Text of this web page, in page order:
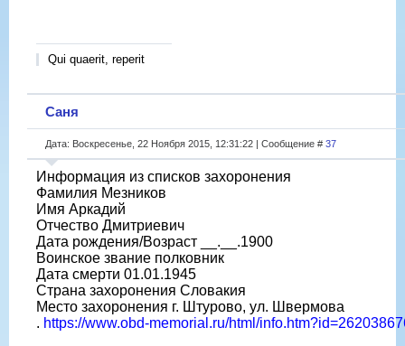
Qui quaerit, reperit
Саня
Дата: Воскресенье, 22 Ноября 2015, 12:31:22 | Сообщение # 37
Информация из списков захоронения
Фамилия Мезников
Имя Аркадий
Отчество Дмитриевич
Дата рождения/Возраст __.__.1900
Воинское звание полковник
Дата смерти 01.01.1945
Страна захоронения Словакия
Место захоронения г. Штурово, ул. Швермова
. https://www.obd-memorial.ru/html/